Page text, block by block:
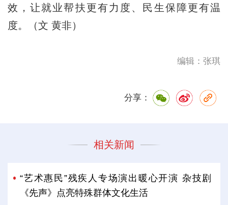
效，让就业帮扶更有力度、民生保障更有温
度。（文 黄非）
编辑：张琪
分享：
相关新闻
“艺术惠民”残疾人专场演出暖心开演 杂技剧
《先声》点亮特殊群体文化生活